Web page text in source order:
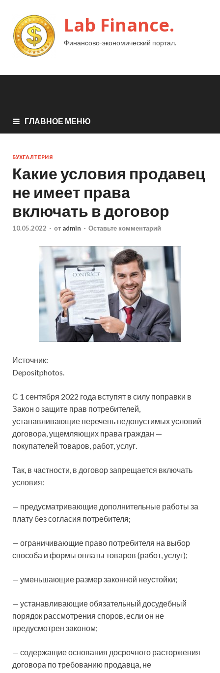
Lab Finance.
Финансово-экономический портал.
ГЛАВНОЕ МЕНЮ
БУХГАЛТЕРИЯ
Какие условия продавец
не имеет права
включать в договор
10.05.2022 - от admin - Оставьте комментарий
Источник:
Depositphotos.
С 1 сентября 2022 года вступят в силу поправки в
Закон о защите прав потребителей,
устанавливающие перечень недопустимых условий
договора, ущемляющих права граждан —
покупателей товаров, работ, услуг.
Так, в частности, в договор запрещается включать
условия:
— предусматривающие дополнительные работы за
плату без согласия потребителя;
— ограничивающие право потребителя на выбор
способа и формы оплаты товаров (работ, услуг);
— уменьшающие размер законной неустойки;
— устанавливающие обязательный досудебный
порядок рассмотрения споров, если он не
предусмотрен законом;
— содержащие основания досрочного расторжения
договора по требованию продавца, не